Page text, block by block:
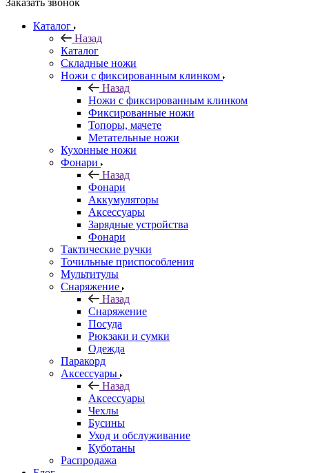
Заказать звонок
Каталог
Назад
Каталог
Складные ножи
Ножи с фиксированным клинком
Назад
Ножи с фиксированным клинком
Фиксированные ножи
Топоры, мачете
Метательные ножи
Кухонные ножи
Фонари
Назад
Фонари
Аккумуляторы
Аксессуары
Зарядные устройства
Фонари
Тактические ручки
Точильные приспособления
Мультитулы
Снаряжение
Назад
Снаряжение
Посуда
Рюкзаки и сумки
Одежда
Паракорд
Аксессуары
Назад
Аксессуары
Чехлы
Бусины
Уход и обслуживание
Куботаны
Распродажа